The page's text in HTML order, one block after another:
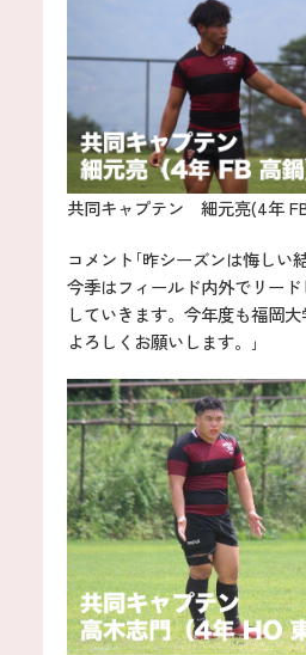
共同キャプテン 細元亮(4年
コメント｢昨シーズンは悔しい
今季はフィールド内外でリー
していきます。今年度も福岡
よろしくお願いします。｣